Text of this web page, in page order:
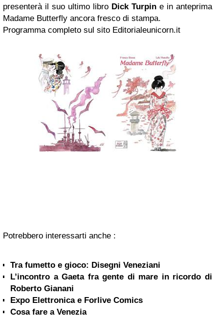
presenterà il suo ultimo libro Dick Turpin e in anteprima
Madame Butterfly ancora fresco di stampa.
Programma completo sul sito Editorialeunicorn.it
Potrebbero interessarti anche :
Tra fumetto e gioco: Disegni Veneziani
L’incontro a Gaeta fra gente di mare in ricordo di
Roberto Gianani
Expo Elettronica e Forlive Comics
Cosa fare a Venezia